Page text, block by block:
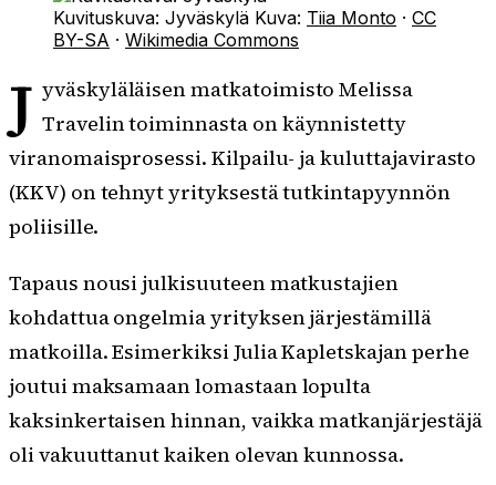
Kuvituskuva: Jyväskylä Kuva: Tiia Monto · CC
BY-SA · Wikimedia Commons
J yväskyläläisen matkatoimisto Melissa
Travelin toiminnasta on käynnistetty
viranomaisprosessi. Kilpailu- ja kuluttajavirasto
(KKV) on tehnyt yrityksestä tutkintapyynnön
poliisille.
Tapaus nousi julkisuuteen matkustajien
kohdattua ongelmia yrityksen järjestämillä
matkoilla. Esimerkiksi Julia Kapletskajan perhe
joutui maksamaan lomastaan lopulta
kaksinkertaisen hinnan, vaikka matkanjärjestäjä
oli vakuuttanut kaiken olevan kunnossa.